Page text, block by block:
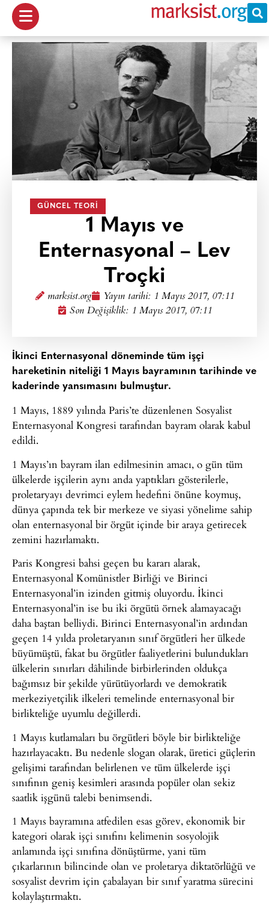
GÜNCEL TEORI
1 Mayıs ve
Enternasyonal – Lev
Troçki
marksist.org Yayın tarihi: 1 Mayıs 2017, 07:11
Son Değişiklik: 1 Mayıs 2017, 07:11
İkinci Enternasyonal döneminde tüm işçi
hareketinin niteliği 1 Mayıs bayramının tarihinde ve
kaderinde yansımasını bulmuştur.
1 Mayıs, 1889 yılında Paris’te düzenlenen Sosyalist
Enternasyonal Kongresi tarafından bayram olarak kabul
edildi.
1 Mayıs’ın bayram ilan edilmesinin amacı, o gün tüm
ülkelerde işçilerin aynı anda yaptıkları gösterilerle,
proletaryayı devrimci eylem hedefini önüne koymuş,
dünya çapında tek bir merkeze ve siyasi yönelime sahip
olan enternasyonal bir örgüt içinde bir araya getirecek
zemini hazırlamaktı.
Paris Kongresi bahsi geçen bu kararı alarak,
Enternasyonal Komünistler Birliği ve Birinci
Enternasyonal’in izinden gitmiş oluyordu. İkinci
Enternasyonal’in ise bu iki örgütü örnek alamayacağı
daha baştan belliydi. Birinci Enternasyonal’in ardından
geçen 14 yılda proletaryanın sınıf örgütleri her ülkede
büyümüştü, fakat bu örgütler faaliyetlerini bulundukları
ülkelerin sınırları dâhilinde birbirlerinden oldukça
bağımsız bir şekilde yürütüyorlardı ve demokratik
merkeziyetçilik ilkeleri temelinde enternasyonal bir
birlikteliğe uyumlu değillerdi.
1 Mayıs kutlamaları bu örgütleri böyle bir birlikteliğe
hazırlayacaktı. Bu nedenle slogan olarak, üretici güçlerin
gelişimi tarafından belirlenen ve tüm ülkelerde işçi
sınıfının geniş kesimleri arasında popüler olan sekiz
saatlik işgünü talebi benimsendi.
1 Mayıs bayramına atfedilen esas görev, ekonomik bir
kategori olarak işçi sınıfını kelimenin sosyolojik
anlamında işçi sınıfına dönüştürme, yani tüm
çıkarlarının bilincinde olan ve proletarya diktatörlüğü ve
sosyalist devrim için çabalayan bir sınıf yaratma sürecini
kolaylaştırmaktı.